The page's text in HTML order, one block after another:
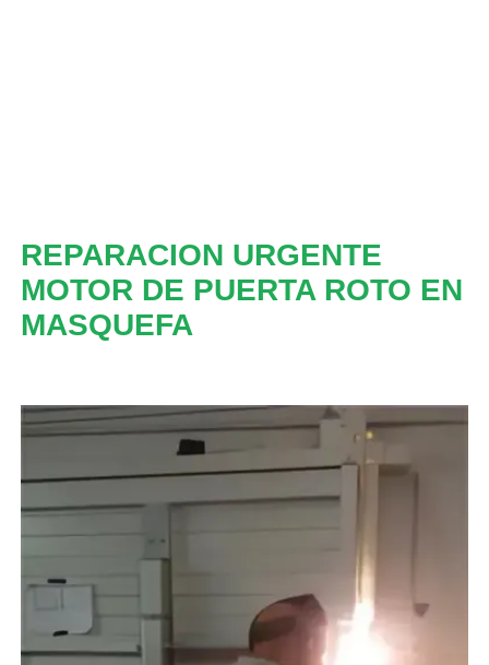
REPARACION URGENTE
MOTOR DE PUERTA ROTO EN
MASQUEFA